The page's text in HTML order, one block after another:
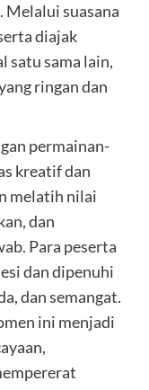
suasana
diajak
satu sama lain,
ringan dan
permainan-
kreatif dan
melatih nilai
dan
Para peserta
dan dipenuhi
dan semangat.
ini menjadi